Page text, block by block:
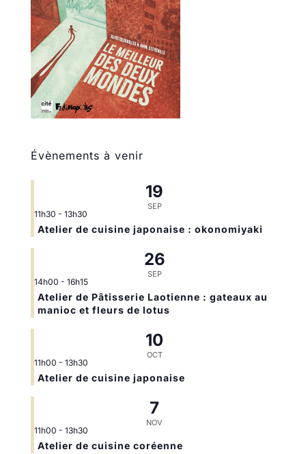
Évènements à venir
19
SEP
11h30 - 13h30
Atelier de cuisine japonaise : okonomiyaki
26
SEP
14h00 - 16h15
Atelier de Pâtisserie Laotienne : gateaux au
manioc et fleurs de lotus
10
OCT
11h00 - 13h30
Atelier de cuisine japonaise
7
NOV
11h00 - 13h30
Atelier de cuisine coréenne